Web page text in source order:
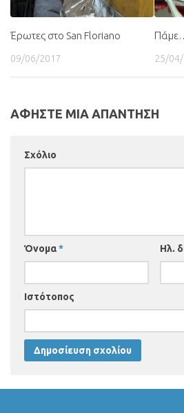
Έρωτες στο San Floriano
09/06/2017 25/
ΑΦΗΣΤΕ ΜΙΑ ΑΠΑΝΤΗΣΗ
Σχόλιο
Όνομα* Ηλ.
Ιστότοπος